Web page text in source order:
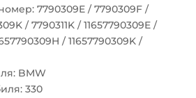
7790309E / 7790309F /
/ 7790311K / 11657790309E /
/ 11657790309K /
BMW
330